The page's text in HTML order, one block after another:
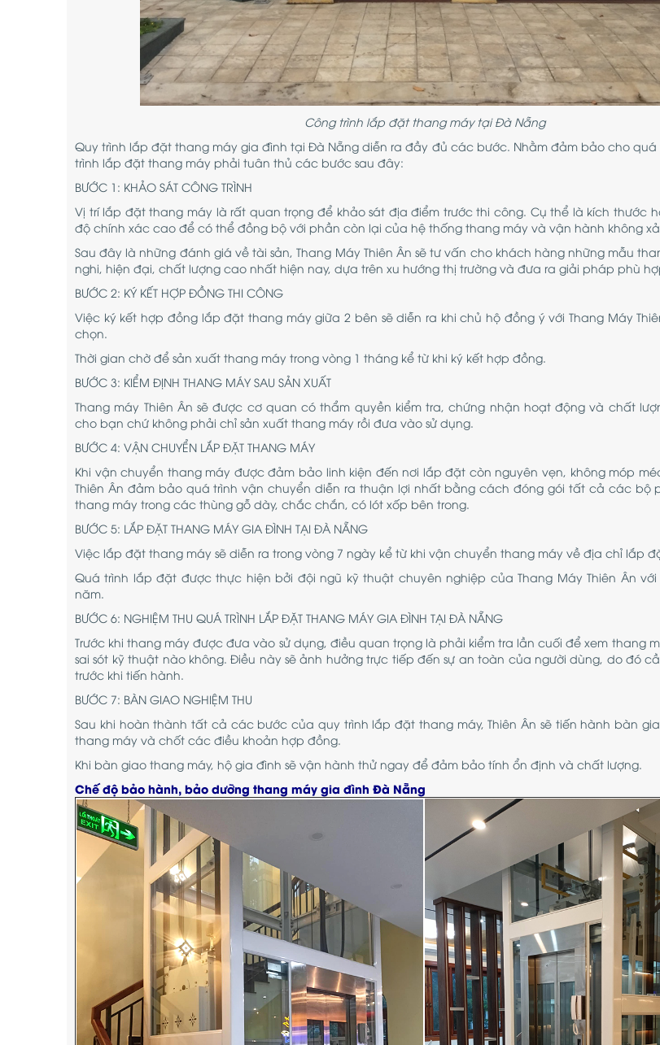
Công trình lắp đặt thang máy tại Đà Nẵng
Quy trình lắp đặt thang máy gia đình tại Đà Nẵng diễn ra đầy đủ các bước. Nhằm đảm bảo cho quá
trình lắp đặt thang máy phải tuân thủ các bước sau đây:
BƯỚC 1: KHẢO SÁT CÔNG TRÌNH
Vị trí lắp đặt thang máy là rất quan trọng để khảo sát địa điểm trước thi công. Cụ thể là kích thước
độ chính xác cao để có thể đồng bộ với phần còn lại của hệ thống thang máy và vận hành không
Sau đây là những đánh giá về tài sản, Thang Máy Thiên Ân sẽ tư vấn cho khách hàng những mẫu
nghi, hiện đại, chất lượng cao nhất hiện nay, dựa trên xu hướng thị trường và đưa ra giải pháp phù
BƯỚC 2: KÝ KẾT HỢP ĐỒNG THI CÔNG
Việc ký kết hợp đồng lắp đặt thang máy giữa 2 bên sẽ diễn ra khi chủ hộ đồng ý với Thang Máy
chọn.
Thời gian chờ để sản xuất thang máy trong vòng 1 tháng kể từ khi ký kết hợp đồng.
BƯỚC 3: KIỂM ĐỊNH THANG MÁY SAU SẢN XUẤT
Thang máy Thiên Ân sẽ được cơ quan có thẩm quyền kiểm tra, chứng nhận hoạt động và chất
cho bạn chứ không phải chỉ sản xuất thang máy rồi đưa vào sử dụng.
BƯỚC 4: VẬN CHUYỂN LẮP ĐẶT THANG MÁY
Khi vận chuyển thang máy được đảm bảo linh kiện đến nơi lắp đặt còn nguyên vẹn, không móp
Thiên Ân đảm bảo quá trình vận chuyển diễn ra thuận lợi nhất bằng cách đóng gói tất cả các bộ
thang máy trong các thùng gỗ dày, chắc chắn, có lót xốp bên trong.
BƯỚC 5: LẮP ĐẶT THANG MÁY GIA ĐÌNH TẠI ĐÀ NẴNG
Việc lắp đặt thang máy sẽ diễn ra trong vòng 7 ngày kể từ khi vận chuyển thang máy về địa chỉ lắp
Quá trình lắp đặt được thực hiện bởi đội ngũ kỹ thuật chuyên nghiệp của Thang Máy Thiên Ân với
năm.
BƯỚC 6: NGHIỆM THU QUÁ TRÌNH LẮP ĐẶT THANG MÁY GIA ĐÌNH TẠI ĐÀ NẴNG
Trước khi thang máy được đưa vào sử dụng, điều quan trọng là phải kiểm tra lần cuối để xem thang
sai sót kỹ thuật nào không. Điều này sẽ ảnh hưởng trực tiếp đến sự an toàn của người dùng, do đó
trước khi tiến hành.
BƯỚC 7: BÀN GIAO NGHIỆM THU
Sau khi hoàn thành tất cả các bước của quy trình lắp đặt thang máy, Thiên Ân sẽ tiến hành bàn
thang máy và chốt các điều khoản hợp đồng.
Khi bàn giao thang máy, hộ gia đình sẽ vận hành thử ngay để đảm bảo tính ổn định và chất lượng.
Chế độ bảo hành, bảo dưỡng thang máy gia đình Đà Nẵng